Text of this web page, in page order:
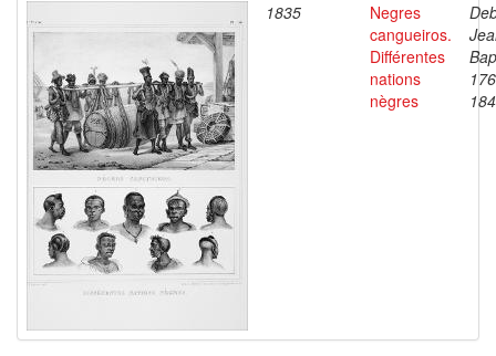
1835
Negres
cangueiros.
Différentes
nations
nègres